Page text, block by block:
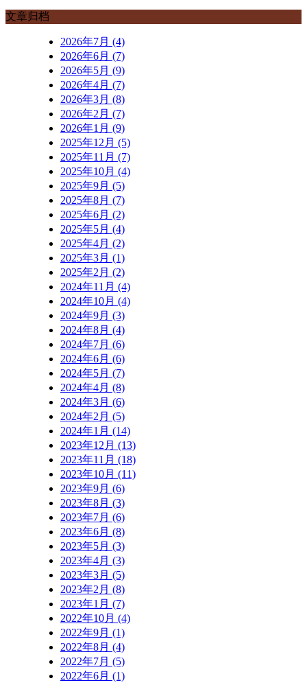
文章归档
2026年7月 (4)
2026年6月 (7)
2026年5月 (9)
2026年4月 (7)
2026年3月 (8)
2026年2月 (7)
2026年1月 (9)
2025年12月 (5)
2025年11月 (7)
2025年10月 (4)
2025年9月 (5)
2025年8月 (7)
2025年6月 (2)
2025年5月 (4)
2025年4月 (2)
2025年3月 (1)
2025年2月 (2)
2024年11月 (4)
2024年10月 (4)
2024年9月 (3)
2024年8月 (4)
2024年7月 (6)
2024年6月 (6)
2024年5月 (7)
2024年4月 (8)
2024年3月 (6)
2024年2月 (5)
2024年1月 (14)
2023年12月 (13)
2023年11月 (18)
2023年10月 (11)
2023年9月 (6)
2023年8月 (3)
2023年7月 (6)
2023年6月 (8)
2023年5月 (3)
2023年4月 (3)
2023年3月 (5)
2023年2月 (8)
2023年1月 (7)
2022年10月 (4)
2022年9月 (1)
2022年8月 (4)
2022年7月 (5)
2022年6月 (1)